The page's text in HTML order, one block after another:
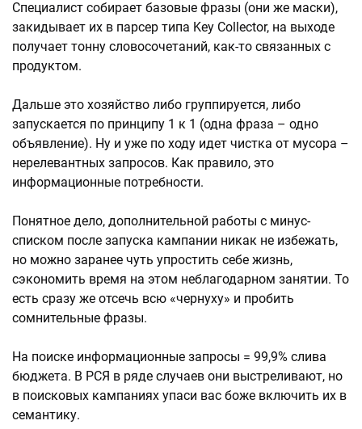
Специалист собирает базовые фразы (они же маски),
закидывает их в парсер типа Key Collector, на выходе
получает тонну словосочетаний, как-то связанных с
продуктом.
Дальше это хозяйство либо группируется, либо
запускается по принципу 1 к 1 (одна фраза – одно
объявление). Ну и уже по ходу идет чистка от мусора –
нерелевантных запросов. Как правило, это
информационные потребности.
Понятное дело, дополнительной работы с минус-
списком после запуска кампании никак не избежать,
но можно заранее чуть упростить себе жизнь,
сэкономить время на этом неблагодарном занятии. То
есть сразу же отсечь всю «чернуху» и пробить
сомнительные фразы.
На поиске информационные запросы = 99,9% слива
бюджета. В РСЯ в ряде случаев они выстреливают, но
в поисковых кампаниях упаси вас боже включить их в
семантику.